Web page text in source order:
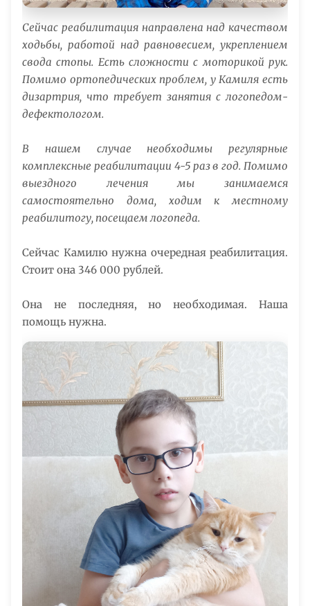
Сейчас реабилитация направлена над качеством
ходьбы, работой над равновесием, укреплением
свода стопы. Есть сложности с моторикой рук.
Помимо ортопедических проблем, у Камиля есть
дизартрия, что требует занятия с логопедом-
дефектологом.
В нашем случае необходимы регулярные
комплексные реабилитации 4-5 раз в год. Помимо
выездного лечения мы занимаемся
самостоятельно дома, ходим к местному
реабилитогу, посещаем логопеда.
Сейчас Камилю нужна очередная реабилитация.
Стоит она 346 000 рублей.
Она не последняя, но необходимая. Наша
помощь нужна.